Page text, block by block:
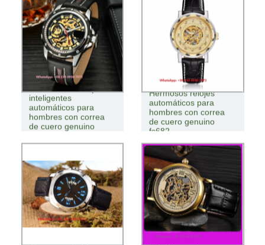
Maravillosos relojes
inteligentes
automáticos para
hombres con correa
de cuero genuino
Hermosos relojes
automáticos para
hombres con correa
de cuero genuino
fs682